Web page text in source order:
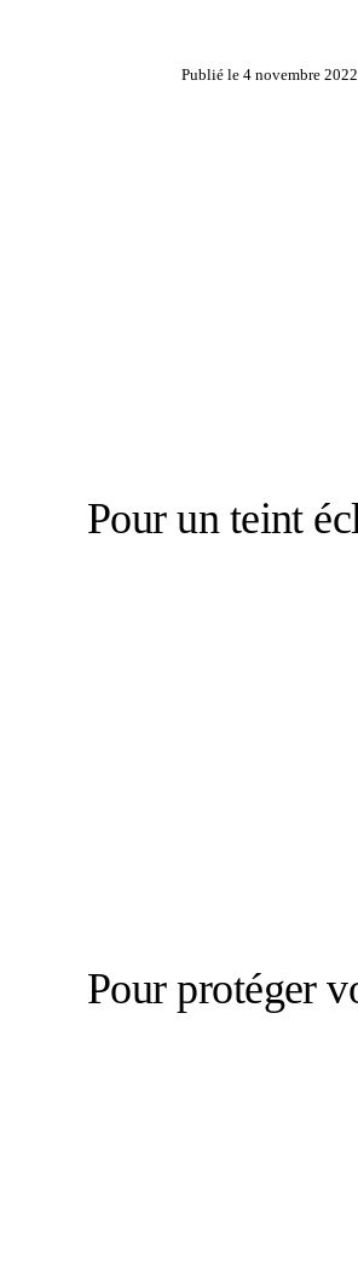
Publié le 4 novembre 2022
Pour un teint
Pour protéger